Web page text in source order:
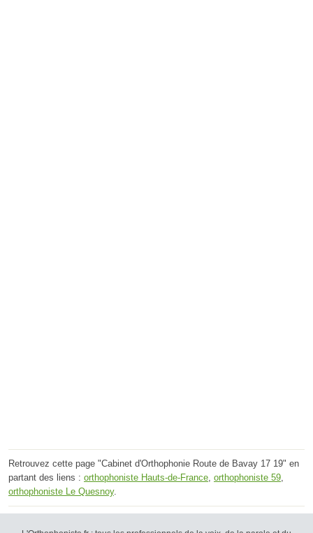
Retrouvez cette page "Cabinet d'Orthophonie Route de Bavay 17 19" en
partant des liens : orthophoniste Hauts-de-France, orthophoniste 59,
orthophoniste Le Quesnoy.